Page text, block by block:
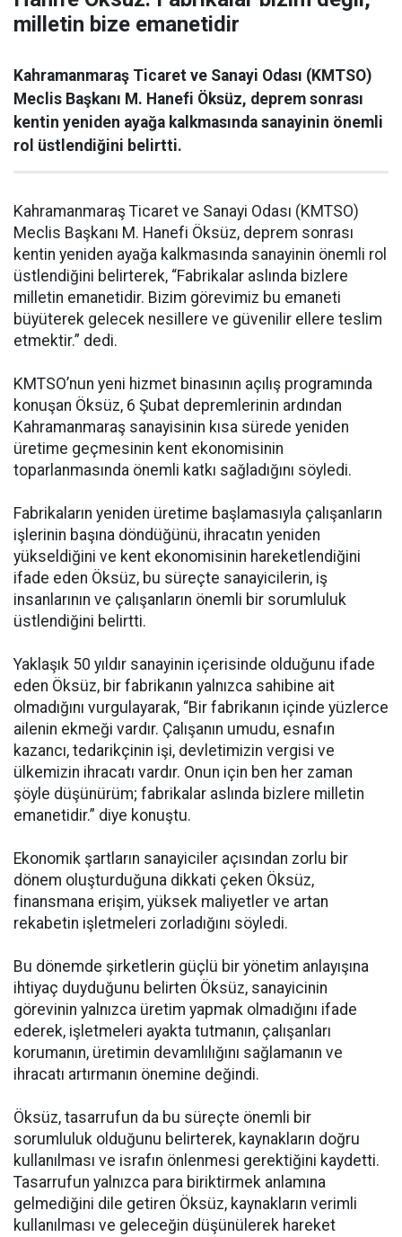
milletin bize emanetidir
Kahramanmaraş Ticaret ve Sanayi Odası (KMTSO)
Meclis Başkanı M. Hanefi Öksüz, deprem sonrası
kentin yeniden ayağa kalkmasında sanayinin önemli
rol üstlendiğini belirtti.
Kahramanmaraş Ticaret ve Sanayi Odası (KMTSO)
Meclis Başkanı M. Hanefi Öksüz, deprem sonrası
kentin yeniden ayağa kalkmasında sanayinin önemli rol
üstlendiğini belirterek, “Fabrikalar aslında bizlere
milletin emanetidir. Bizim görevimiz bu emaneti
büyüterek gelecek nesillere ve güvenilir ellere teslim
etmektir.” dedi.
KMTSO’nun yeni hizmet binasının açılış programında
konuşan Öksüz, 6 Şubat depremlerinin ardından
Kahramanmaraş sanayisinin kısa sürede yeniden
üretime geçmesinin kent ekonomisinin
toparlanmasında önemli katkı sağladığını söyledi.
Fabrikaların yeniden üretime başlamasıyla çalışanların
işlerinin başına döndüğünü, ihracatın yeniden
yükseldiğini ve kent ekonomisinin hareketlendiğini
ifade eden Öksüz, bu süreçte sanayicilerin, iş
insanlarının ve çalışanların önemli bir sorumluluk
üstlendiğini belirtti.
Yaklaşık 50 yıldır sanayinin içerisinde olduğunu ifade
eden Öksüz, bir fabrikanın yalnızca sahibine ait
olmadığını vurgulayarak, “Bir fabrikanın içinde yüzlerce
ailenin ekmeği vardır. Çalışanın umudu, esnafın
kazancı, tedarikçinin işi, devletimizin vergisi ve
ülkemizin ihracatı vardır. Onun için ben her zaman
şöyle düşünürüm; fabrikalar aslında bizlere milletin
emanetidir.” diye konuştu.
Ekonomik şartların sanayiciler açısından zorlu bir
dönem oluşturduğuna dikkati çeken Öksüz,
finansmana erişim, yüksek maliyetler ve artan
rekabetin işletmeleri zorladığını söyledi.
Bu dönemde şirketlerin güçlü bir yönetim anlayışına
ihtiyaç duyduğunu belirten Öksüz, sanayicinin
görevinin yalnızca üretim yapmak olmadığını ifade
ederek, işletmeleri ayakta tutmanın, çalışanları
korumanın, üretimin devamlılığını sağlamanın ve
ihracatı artırmanın önemine değindi.
Öksüz, tasarrufun da bu süreçte önemli bir
sorumluluk olduğunu belirterek, kaynakların doğru
kullanılması ve israfın önlenmesi gerektiğini kaydetti.
Tasarrufun yalnızca para biriktirmek anlamına
gelmediğini dile getiren Öksüz, kaynakların verimli
kullanılması ve geleceğin düşünülerek hareket